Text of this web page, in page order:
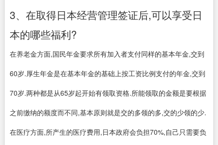
3、在取得日本经营管理签证后,可以享受日
本的哪些福利?
在养老金方面,国民年金要求所有加入者支付同样的基本年金,交到
60岁.厚生年金是在基本年金的基础上按工资比例支付的年金,交到
70岁.两种都是从65岁起开始有领取资格.所能领取的金额是要根据
之前缴纳的额度而不同,基本原则就是交的多领的多,交的少领的少.
在医疗方面,所产生的医疗费用,日本政府会负担70%,自己只需要负